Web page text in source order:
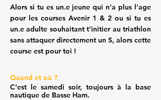
Alors si tu es un.e jeune qui n'a plus l'age
pour les courses Avenir 1 & 2 ou si tu es
un.e adulte souhaitant t'initier au triathlon
sans attaquer directement un S, alors cette
course est pour toi !
Quand et où ?
C'est le samedi soir, toujours à la base
nautique de Basse Ham.